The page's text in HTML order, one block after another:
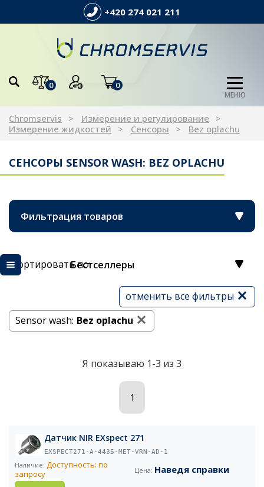
+420 274 021 211
0 0
МЕНЮ
Chromservis
Измерение и регулирование
Измерение жидкостей
Сенсоры Bez oplachu
СЕНСОРЫ SENSOR WASH: BEZ OPLACHU
Фильтрация товаров
Сортировать по:Бестселлеры
отменить все фильтры
Sensor wash: Bez oplachu
Я показываю 1-3 из 3
1
Датчик NIR EXspect 271
EXSPECT271-A-4435-MET-VRN-AD-1
Доступность: по
запросу
Наведя справки